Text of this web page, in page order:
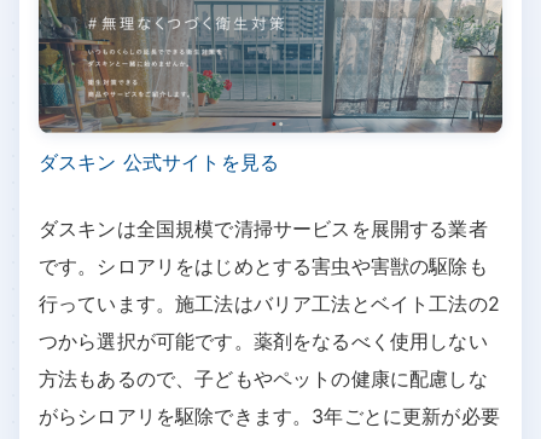
ダスキン 公式サイトを見る
ダスキンは全国規模で清掃サービスを展開する業者
です。シロアリをはじめとする害虫や害獣の駆除も
行っています。施工法はバリア工法とベイト工法の2
つから選択が可能です。薬剤をなるべく使用しない
方法もあるので、子どもやペットの健康に配慮しな
がらシロアリを駆除できます。3年ごとに更新が必要